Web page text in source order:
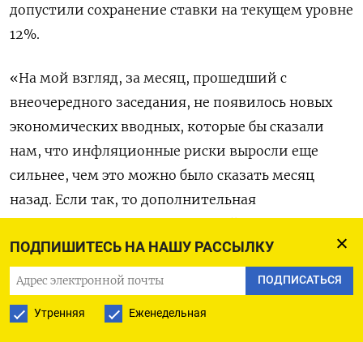
ПОДПИШИТЕСЬ НА НАШУ РАССЫЛКУ
ПОДПИСАТЬСЯ
Утренняя Еженедельная
допустили сохранение ставки на текущем уровне
12%.
«На мой взгляд, за месяц, прошедший с
внеочередного заседания, не появилось новых
экономических вводных, которые бы сказали
нам, что инфляционные риски выросли еще
сильнее, чем это можно было сказать месяц
назад. Если так, то дополнительная
корректировка уровня ключевой ставки, может
не понадобиться, ведь многие реальные ставки
уже на исторических максимумах за очень
длинный период», - сказал Дмитрий Куликов из
рейтингового агентства АКРА.